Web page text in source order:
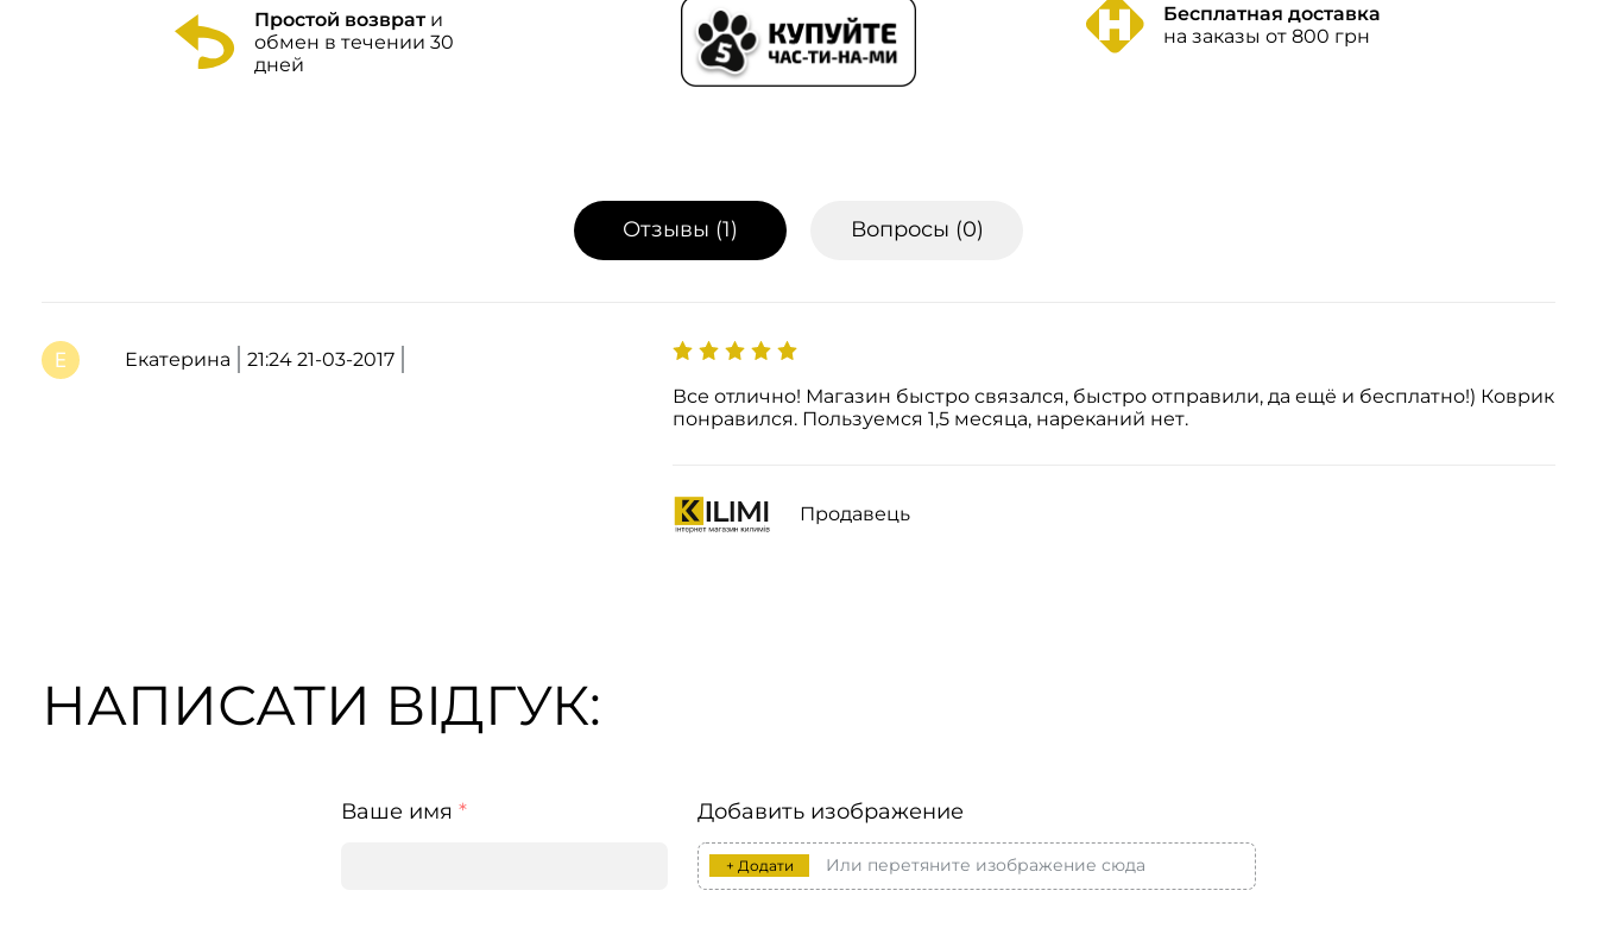
Простой возврати
обмен в течении 30
дней
Бесплатная доставка
на заказы от 800 грн
Отзывы (1) Вопросы (0)
Екатерина
21:24 21-03-2017
Все отлично! Магазин быстро связался, быстро отправили​, да ещё и бесплатно!) Коврик
понравился. Пользуемся 1,5 месяца, нареканий нет.
Продавець
НАПИСАТИ ВІДГУК:
Ваше имя * Добавить изображение
+ Додати Или перетяните изображение сюда